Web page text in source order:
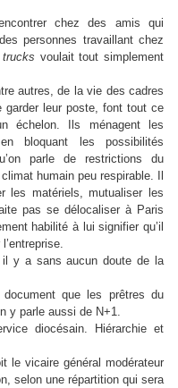
chez des amis qui
personnes travaillant chez
trucks voulait tout simplement
autres, de la vie des cadres
garder leur poste, font tout ce
échelon. Ils ménagent les
bloquant les possibilités
parle de restrictions du
humain peu respirable. Il
les matériels, mutualiser les
pas se délocaliser à Paris
habilité à lui signifier qu’il
il y a sans aucun doute de la
que les prêtres du
y parle aussi de N+1.
diocésain. Hiérarchie et
le vicaire général modérateur
selon une répartition qui sera